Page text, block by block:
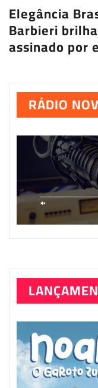
Elegância
Barbieri
assinado por
RÁDIO